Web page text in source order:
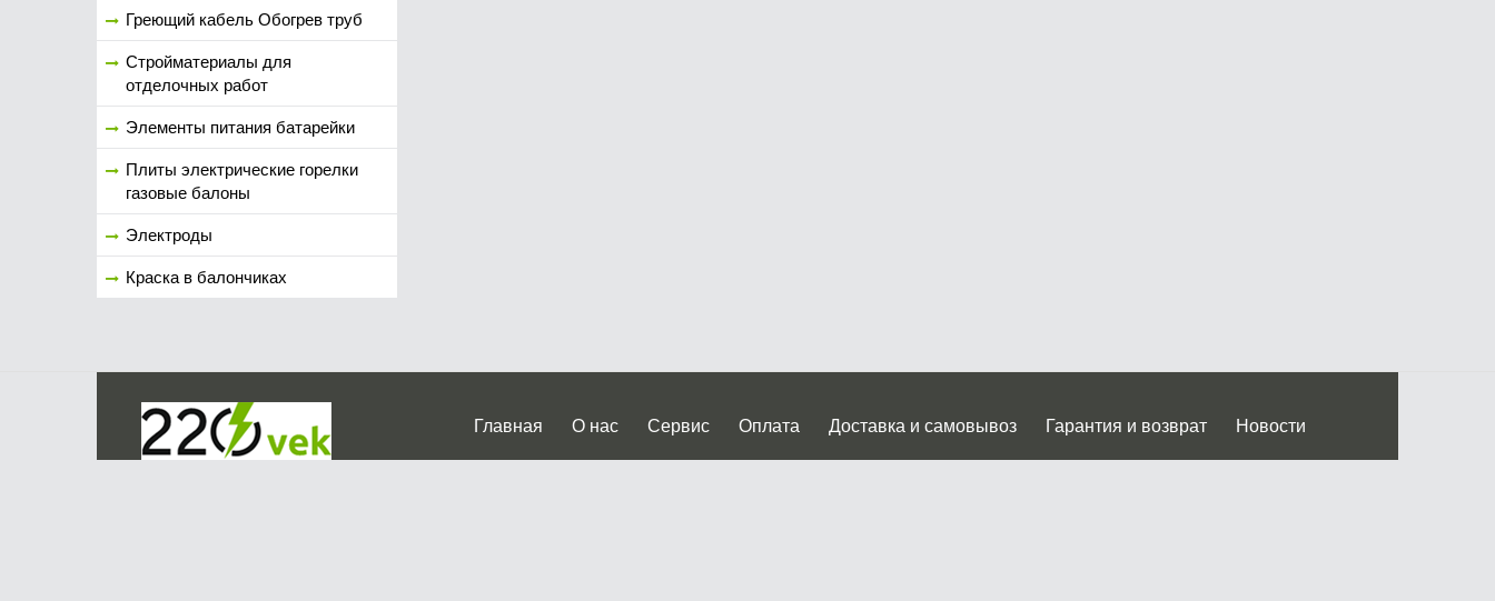
Греющий кабель Обогрев труб
Стройматериалы для
отделочных работ
Элементы питания батарейки
Плиты электрические горелки
газовые балоны
Электроды
Краска в балончиках
Главная О нас Сервис Оплата Доставка и самовывоз Гарантия и возврат Новости